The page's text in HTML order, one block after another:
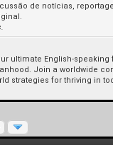
de notícias,
ultimate English-
Join a worldwide
strategies for thriving in